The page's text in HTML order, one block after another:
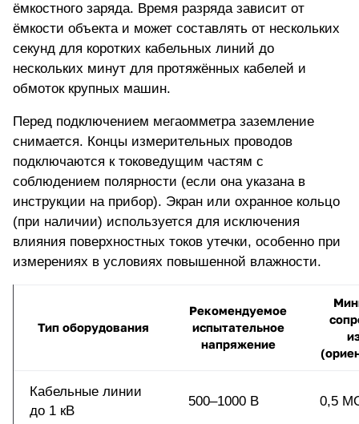
ёмкостного заряда. Время разряда зависит от
ёмкости объекта и может составлять от нескольких
секунд для коротких кабельных линий до
нескольких минут для протяжённых кабелей и
обмоток крупных машин.
Перед подключением мегаомметра заземление
снимается. Концы измерительных проводов
подключаются к токоведущим частям с
соблюдением полярности (если она указана в
инструкции на прибор). Экран или охранное кольцо
(при наличии) используется для исключения
влияния поверхностных токов утечки, особенно при
измерениях в условиях повышенной влажности.
Тип оборудования
Рекомендуемое
испытательное
напряжение
Кабельные линии
до 1 кВ
500–1000 В 0,5